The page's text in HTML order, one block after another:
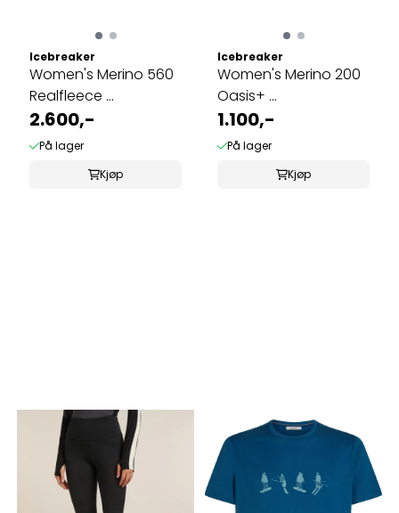
Icebreaker
Women's Merino 560
Realfleece ...
2.600,-
På lager
Kjøp
Icebreaker
Women's Merino 200
Oasis+ ...
1.100,-
På lager
Kjøp